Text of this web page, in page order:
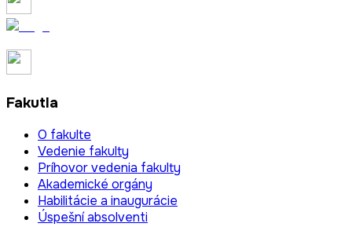
Fakutla
O fakulte
Vedenie fakulty
Príhovor vedenia fakulty
Akademické orgány
Habilitácie a inaugurácie
Úspešní absolventi